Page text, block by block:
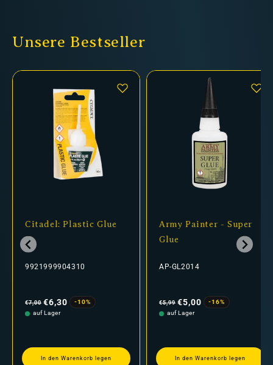
Unsere Bestseller
Citadel: Plastic Glue
9921999904310
Preis
€7,00 €6,30
-10%
auf Lager
In den Warenkorb legen
Army Painter - Super
Glue
AP-GL2014
Preis
€5,99 €5,00
-16%
auf Lager
In den Warenkorb legen